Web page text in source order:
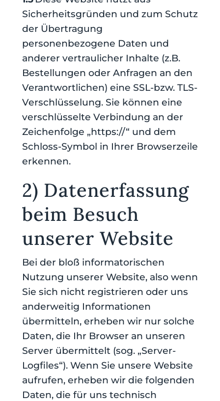
Sicherheitsgründen und zum Schutz
der Übertragung
personenbezogene Daten und
anderer vertraulicher Inhalte (z.B.
Bestellungen oder Anfragen an den
Verantwortlichen) eine SSL-bzw. TLS-
Verschlüsselung. Sie können eine
verschlüsselte Verbindung an der
Zeichenfolge „https://“ und dem
Schloss-Symbol in Ihrer Browserzeile
erkennen.
2) Datenerfassung
beim Besuch
unserer Website
Bei der bloß informatorischen
Nutzung unserer Website, also wenn
Sie sich nicht registrieren oder uns
anderweitig Informationen
übermitteln, erheben wir nur solche
Daten, die Ihr Browser an unseren
Server übermittelt (sog. „Server-
Logfiles“). Wenn Sie unsere Website
aufrufen, erheben wir die folgenden
Daten, die für uns technisch